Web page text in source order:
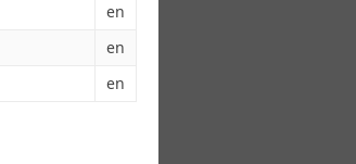
en
en
en